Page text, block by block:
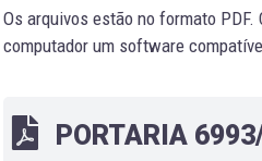
Os arquivos estão no formato
computador um software
PORTARIA